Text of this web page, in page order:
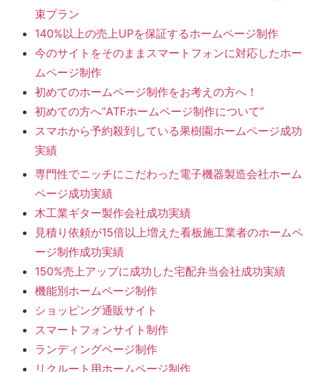
束プラン
140%以上の売上UPを保証するホームページ制作
今のサイトをそのままスマートフォンに対応したホー
ムページ制作
初めてのホームページ制作をお考えの方へ！
初めての方へ”ATFホームページ制作について”
スマホから予約殺到している果樹園ホームページ成功
実績
専門性でニッチにこだわった電子機器製造会社ホーム
ページ成功実績
木工業ギター製作会社成功実績
見積り依頼が15倍以上増えた看板施工業者のホームペ
ージ制作成功実績
150%売上アップに成功した宅配弁当会社成功実績
機能別ホームページ制作
ショッピング通販サイト
スマートフォンサイト制作
ランディングページ制作
リクルート用ホームページ制作